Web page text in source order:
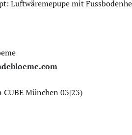
Luftwäremepupe mit
CUBE München 03|23)